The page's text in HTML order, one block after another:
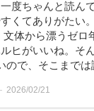
度ちゃんと読ん
くてありがたい
体から漂うゼ
ヒがいいね。そ
で、そこまでは
2026/02/21